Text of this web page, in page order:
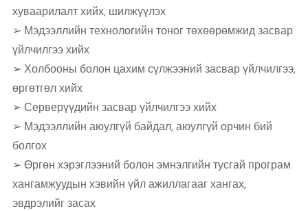
хуваарилалт хийх, шилжүүлэх
➢ Мэдээллийн технологийн тоног төхөөрөмжид засвар
үйлчилгээ хийх
➢ Холбооны болон цахим сүлжээний засвар үйлчилгээ,
өргөтгөл хийх
➢ Серверүүдийн засвар үйлчилгээ хийх
➢ Мэдээллийн аюулгүй байдал, аюулгүй орчин бий
болгох
➢ Өргөн хэрэглээний болон эмнэлгийн тусгай програм
хангамжуудын хэвийн үйл ажиллагааг хангах,
эвдрэлийг засах